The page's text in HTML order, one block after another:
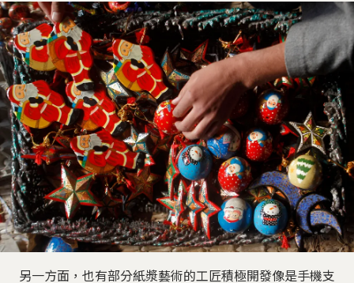
另一方面，也有部分紙漿藝術的工匠積極開發像是手機支